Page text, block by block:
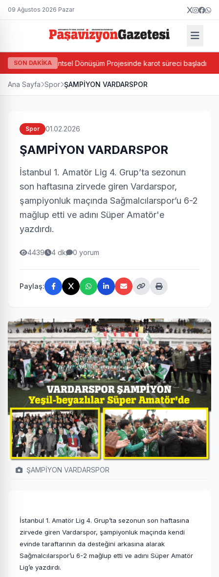
09 Ağustos 2026 Pazar
SON DAKİKA
Bazlı Kentsel Dönüşüm Projesinde karot süreci başladı
Ana Sayfa Spor ŞAMPİYON VARDARSPOR
Spor 01.02.2026
ŞAMPİYON VARDARSPOR
İstanbul 1. Amatör Lig 4. Grup’ta sezonun
son haftasına zirvede giren Vardarspor,
şampiyonluk maçında Sağmalcılarspor’u 6-2
mağlup etti ve adını Süper Amatör'e
yazdırdı.
4439 4 dk 0 yorum
Paylaş:
ŞAMPİYON VARDARSPOR
İstanbul 1. Amatör Lig 4. Grup’ta sezonun son haftasına
zirvede giren Vardarspor, şampiyonluk maçında kendi
evinde taraftarının da desteğini arkasına alarak
Sağmalcılarspor’u 6-2 mağlup etti ve adını Süper Amatör
Lig’e yazdırdı.